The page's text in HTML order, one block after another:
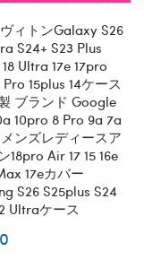
ィトンGalaxy S26
S24+ S23 Plus
Ultra 17e 17pro
15plus 14ケース
ブランド Google
10pro 8 Pro 9a 7a
ンズレディースア
18pro Air 17 15 16e
17eカバー
S26 S25plus S24
Ultraケース